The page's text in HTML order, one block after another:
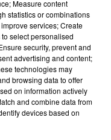
Measure content
statistics or combinations
services; Create
select personalised
security, prevent and
advertising and content;
technologies may
browsing data to offer
on information actively
and combine data from
devices based on